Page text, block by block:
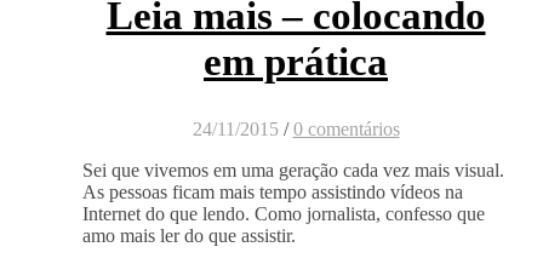
Leia mais – colocando
em prática
24/11/2015 / 0 comentários
Sei que vivemos em uma geração cada vez mais visual.
As pessoas ficam mais tempo assistindo vídeos na
Internet do que lendo. Como jornalista, confesso que
amo mais ler do que assistir.